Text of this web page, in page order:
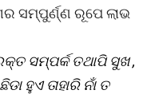
ସମ୍ପୁର୍ଣ୍ଣ ରୂପେ ଲାଭ
ସମ୍ପର୍କ ତଥାପି ସୁଖ ,
ହୁଏ ତାହାରି ନାଁ ତ